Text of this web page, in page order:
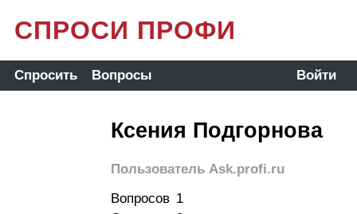
СПРОСИ ПРОФИ
Спросить Вопросы Войти
Ксения Подгорнова
Пользователь Ask.profi.ru
Вопросов 1